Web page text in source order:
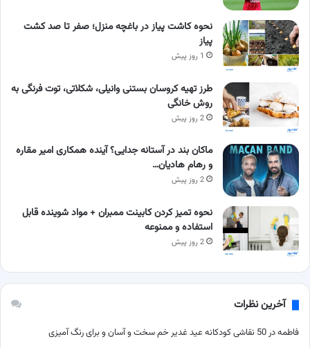
نحوه کاشت پیاز در باغچه منزل؛ صفر تا صد کشت
پیاز
1 روز پیش
طرز تهیه کروسان بستنی وانیلی، شکلاتی، توت فرنگی به
روش خانگی
2 روز پیش
ماکان بند در آستانه جدایی؟ آینده همکاری امیر مقاره
و رهام هادیان…
2 روز پیش
نحوه تمیز کردن کابینت ممبران + مواد شوینده قابل
استفاده و ممنوعه
2 روز پیش
آخرین نظرات
فاطمهدر50 نقاشی کودکانه عید غدیر خم سخت و آسان و برای رنگ آمیزی